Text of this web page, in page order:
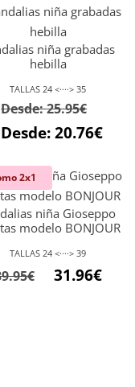
niña grabadas
hebilla
TALLAS 24 <····> 35
Desde:25.95€
Desde:20.76€
2x1
niña Gioseppo
modelo BONJOUR
TALLAS 24 <····> 39
€
El31.96€El